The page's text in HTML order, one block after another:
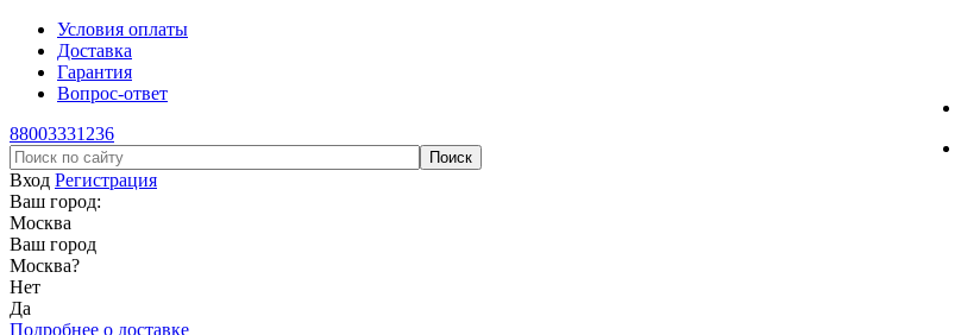
Условия оплаты
Доставка
Гарантия
Вопрос-ответ
88003331236
Вход Регистрация
Ваш город:
Москва
Ваш город
Москва?
Нет
Да
Подробнее о доставке